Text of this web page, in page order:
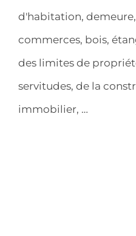
d'habitation,
commerces, bois,
des limites de
servitudes, de la
immobilier, …